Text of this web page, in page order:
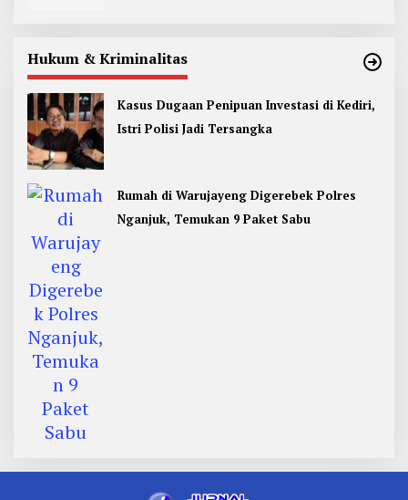
Hukum & Kriminalitas
Kasus Dugaan Penipuan Investasi di Kediri,
Istri Polisi Jadi Tersangka
Rumah di Warujayeng Digerebek Polres
Nganjuk, Temukan 9 Paket Sabu